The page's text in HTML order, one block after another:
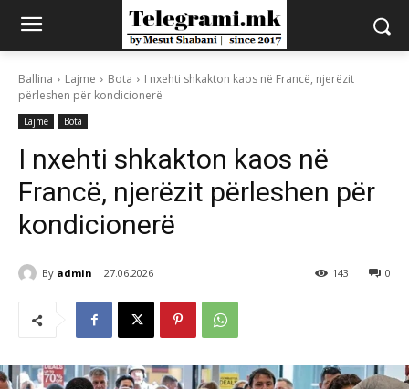
Ballina Lajme Bota
I nxehti shkakton kaos në Francë, njerëzit
përleshen për kondicionerë
Lajme Bota
I nxehti shkakton kaos në
Francë, njerëzit përleshen për
kondicionerë
By admin 27.06.2026 0
143